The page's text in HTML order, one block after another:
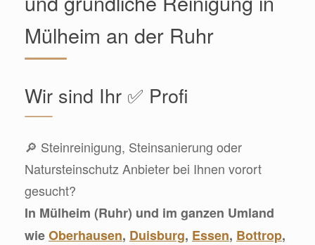
Mülheim an der Ruhr
Wir sind Ihr ✅ Profi
🔎 Steinreinigung, Steinsanierung oder
Natursteinschutz Anbieter bei Ihnen vorort
gesucht?
In Mülheim (Ruhr) und im ganzen Umland
wieOberhausen, Duisburg, Essen, Bottrop,